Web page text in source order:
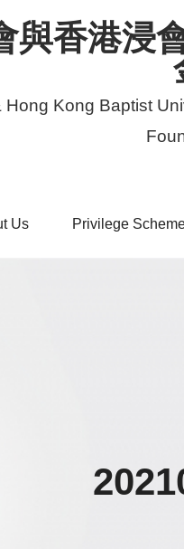
與香港浸
Hong Kong Baptist
Us Privilege